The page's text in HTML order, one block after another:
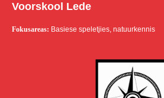
Voorskool Lede
Fokusareas: Basiese speletjies, natuurkennis